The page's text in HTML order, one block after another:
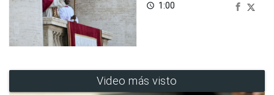
access_time 1:00
Video más visto